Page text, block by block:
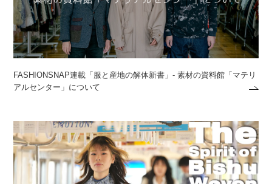
FASHIONSNAP連載「服と産地の解体新書」- 素材の資料館「マテリ
アルセンター」について